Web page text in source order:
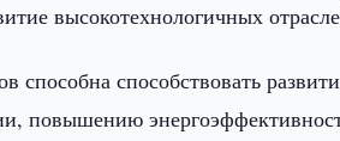
высокотехнологичных
способна способствовать
повышению